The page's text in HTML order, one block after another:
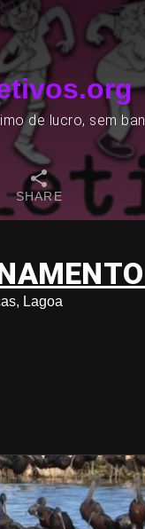
de lucro, sem
SHARE
Lagoa